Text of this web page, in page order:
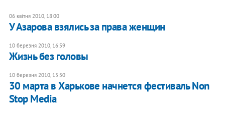
06 квітня 2010, 18:00
У Азарова взялись за права женщин
10 березня 2010, 16:59
Жизнь без головы
10 березня 2010, 15:50
30 марта в Харькове начнется фестиваль Non
Stop Media